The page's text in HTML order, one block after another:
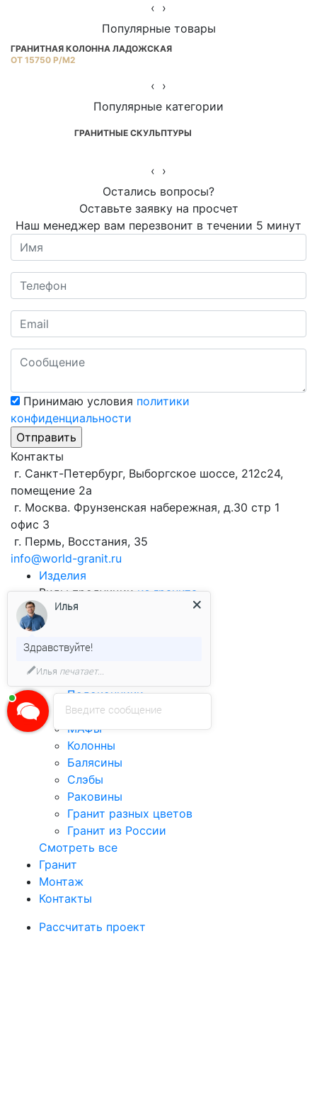
‹ ›
Популярные товары
ГРАНИТНАЯ КОЛОННА ЛАДОЖСКАЯ
ОТ 15750 Р/М2
‹ ›
Популярные категории
ГРАНИТНЫЕ СКУЛЬПТУРЫ
‹ ›
Остались вопросы?
Оставьте заявку на просчет
Наш менеджер вам перезвонит в течении 5 минут
Принимаю условия политики
конфиденциальности
Контакты
г. Санкт-Петербург, Выборгское шоссе, 212с24,
помещение 2а
г. Москва. Фрунзенская набережная, д.30 стр 1
офис 3
г. Пермь, Восстания, 35
info@world-granit.ru
Изделия
Виды продукциииз гранита
Брусчатка
Бортовой камень
Ступени
Подоконники
Лестницы
МАФы
Колонны
Балясины
Слэбы
Раковины
Гранит разных цветов
Гранит из России
Смотреть все
Гранит
Монтаж
Контакты
Рассчитать проект
Введите сообщение
Илья
Здравствуйте!
Илья печатает...